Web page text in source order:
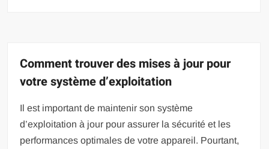
Comment trouver des mises à jour pour
votre système d’exploitation
Il est important de maintenir son système
d’exploitation à jour pour assurer la sécurité et les
performances optimales de votre appareil. Pourtant,